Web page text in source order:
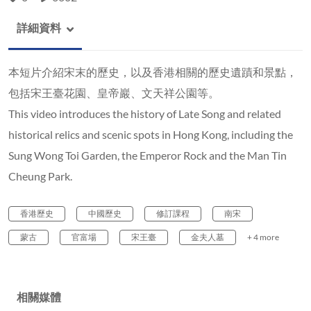
詳細資料
本短片介紹宋末的歷史，以及香港相關的歷史遺蹟和景點，
包括宋王臺花園、皇帝巖、文天祥公園等。
This video introduces the history of Late Song and related
historical relics and scenic spots in Hong Kong, including the
Sung Wong Toi Garden, the Emperor Rock and the Man Tin
Cheung Park.
香港歷史 中國歷史 修訂課程 南宋
蒙古 官富場 宋王臺 金夫人墓 + 4 more
相關媒體